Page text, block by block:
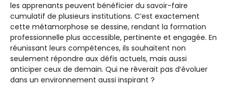
les apprenants peuvent bénéficier du savoir-faire
cumulatif de plusieurs institutions. C’est exactement
cette métamorphose se dessine, rendant la formation
professionnelle plus accessible, pertinente et engagée. En
réunissant leurs compétences, ils souhaitent non
seulement répondre aux défis actuels, mais aussi
anticiper ceux de demain. Qui ne rêverait pas d’évoluer
dans un environnement aussi inspirant ?